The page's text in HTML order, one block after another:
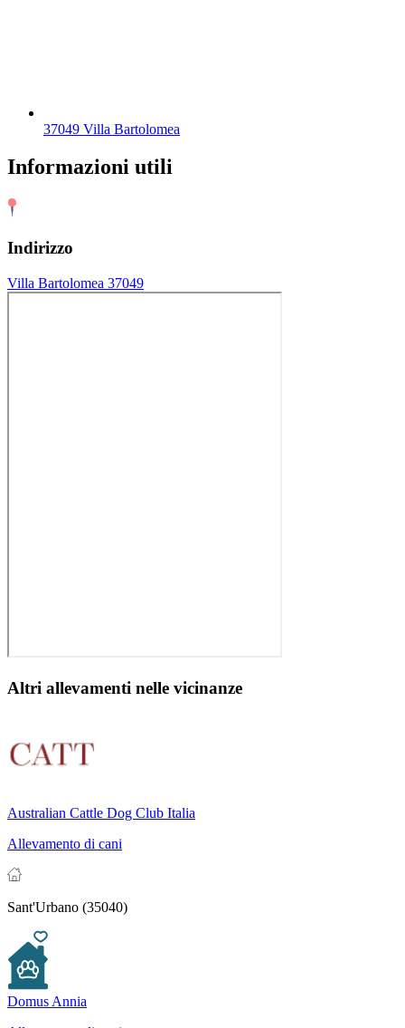
37049 Villa Bartolomea
Informazioni utili
Indirizzo
Villa Bartolomea 37049
Altri allevamenti nelle vicinanze
Australian Cattle Dog Club Italia
Allevamento di cani
Sant'Urbano (35040)
Domus Annia